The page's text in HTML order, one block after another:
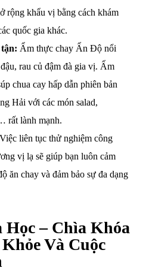
rộng khẩu vị bằng cách khám
quốc gia khác.
Ẩm thực chay Ấn Độ nổi
rau củ đậm đà gia vị. Ẩm
chua cay hấp dẫn phiên bản
Hải với các món salad,
rất lành mạnh.
Việc liên tục thử nghiệm công
vị lạ sẽ giúp bạn luôn cảm
ăn chay và đảm bảo sự đa dạng
– Chìa Khóa
Và Cuộc